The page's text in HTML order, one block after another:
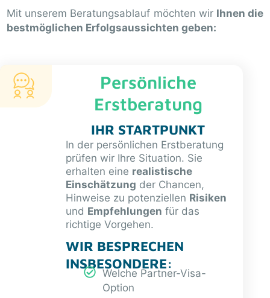
Mit unserem Beratungsablauf möchten wir Ihnen die
bestmöglichen Erfolgsaussichten geben:
Persönliche
Erstberatung
IHR STARTPUNKT
In der persönlichen Erstberatung
prüfen wir Ihre Situation. Sie
erhalten eine realistische
Einschätzung der Chancen,
Hinweise zu potenziellen Risiken
und Empfehlungen für das
richtige Vorgehen.
WIR BESPRECHEN
INSBESONDERE:
Welche Partner-Visa-
Option